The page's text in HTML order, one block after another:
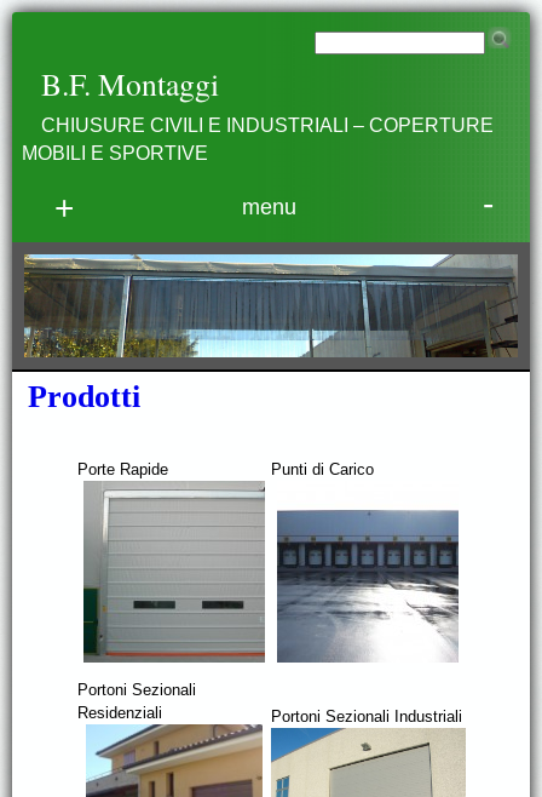
B.F. Montaggi
CHIUSURE CIVILI E INDUSTRIALI – COPERTURE
MOBILI E SPORTIVE
+ menu -
Prodotti
Porte Rapide Punti di Carico
Portoni Sezionali
Residenziali
Portoni Sezionali Industriali